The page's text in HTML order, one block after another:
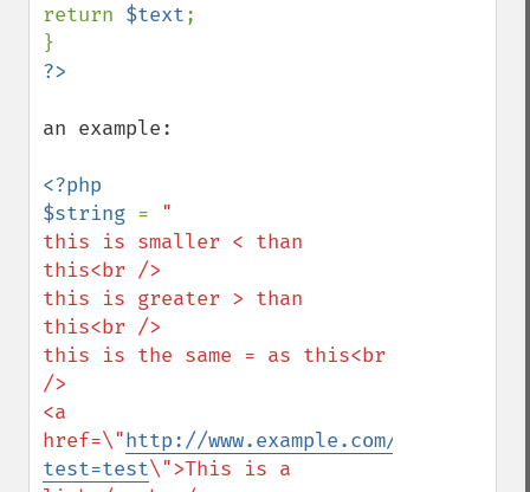
return $text;
an example:
<?php
$string = "
this is smaller < than
this<br />
this is greater > than
this<br />
this is the same = as this<br
/>
<a
href=\"http://www.example.com/
test=test\">This is a